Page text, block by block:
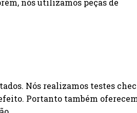
nós utilizamos peças de
Nós realizamos testes
Portanto também